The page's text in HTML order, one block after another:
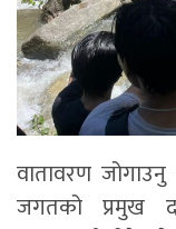
वातावरण
जगतको प्रमुख